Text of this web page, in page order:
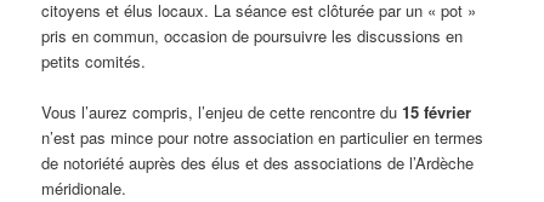
citoyens et élus locaux. La séance est clôturée par un « pot »
pris en commun, occasion de poursuivre les discussions en
petits comités.
Vous l’aurez compris, l’enjeu de cette rencontre du15 février
n’est pas mince pour notre association en particulier en termes
de notoriété auprès des élus et des associations de l’Ardèche
méridionale.